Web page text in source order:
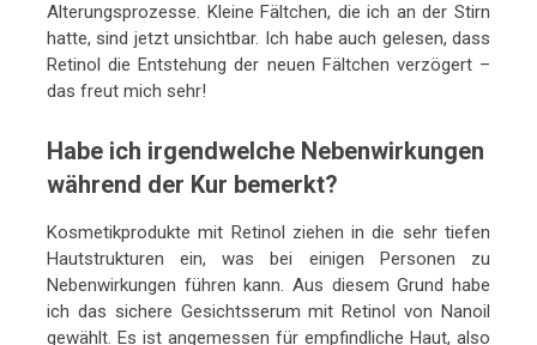
Alterungsprozesse. Kleine Fältchen, die ich an der Stirn
hatte, sind jetzt unsichtbar. Ich habe auch gelesen, dass
Retinol die Entstehung der neuen Fältchen verzögert –
das freut mich sehr!
Habe ich irgendwelche Nebenwirkungen
während der Kur bemerkt?
Kosmetikprodukte mit Retinol ziehen in die sehr tiefen
Hautstrukturen ein, was bei einigen Personen zu
Nebenwirkungen führen kann. Aus diesem Grund habe
ich das sichere Gesichtsserum mit Retinol von Nanoil
gewählt. Es ist angemessen für empfindliche Haut, also